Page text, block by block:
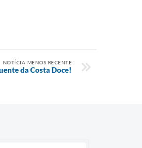
NOTÍCIA MENOS RECENTE
da Costa Doce!